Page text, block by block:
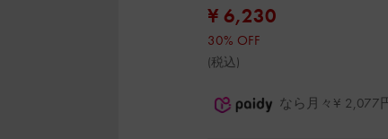
¥ 6,230
30% OFF
(税込)
なら月々¥ 2,077